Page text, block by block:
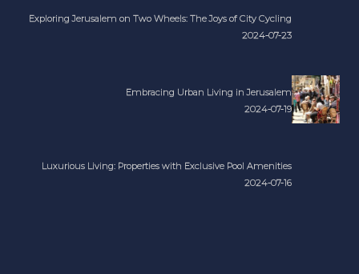
Exploring Jerusalem on Two Wheels: The Joys of City Cycling
2024-07-23
Embracing Urban Living in Jerusalem
2024-07-19
Luxurious Living: Properties with Exclusive Pool Amenities
2024-07-16